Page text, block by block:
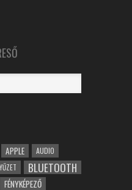
APPLE AUDIO
BLUETOOTH
FÉNYKÉPEZŐ